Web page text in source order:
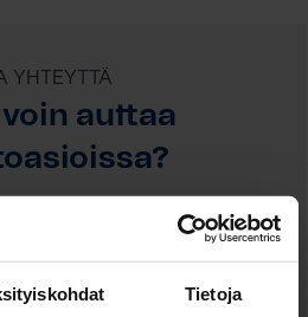
Tietoja
YHTEYTTÄ
auttaa
niin otan yhteyttä